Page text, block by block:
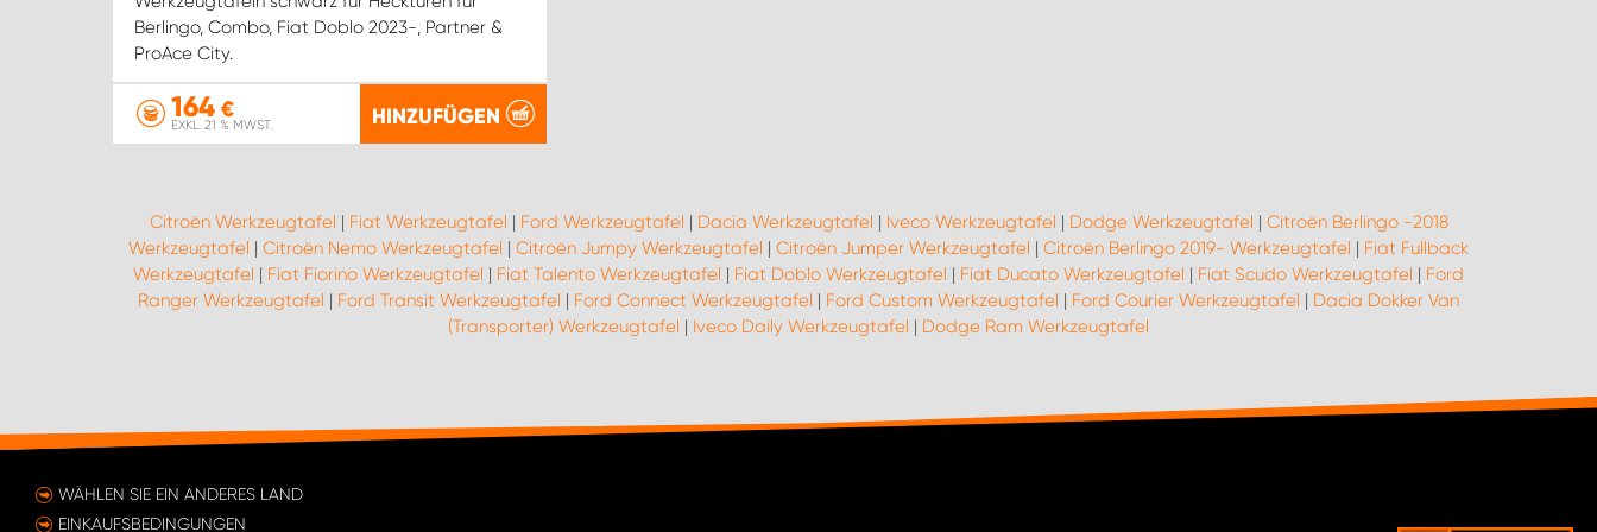
Berlingo, Combo, Fiat Doblo 2023-, Partner &
ProAce City.
164 €
EXKL. 21 % MWST. HINZUFÜGEN
Citroën Werkzeugtafel | Fiat Werkzeugtafel | Ford Werkzeugtafel | Dacia Werkzeugtafel | Iveco Werkzeugtafel | Dodge Werkzeugtafel | Citroën Berlingo -2018
Werkzeugtafel | Citroën Nemo Werkzeugtafel | Citroën Jumpy Werkzeugtafel | Citroën Jumper Werkzeugtafel | Citroën Berlingo 2019- Werkzeugtafel | Fiat Fullback
Werkzeugtafel | Fiat Fiorino Werkzeugtafel | Fiat Talento Werkzeugtafel | Fiat Doblo Werkzeugtafel | Fiat Ducato Werkzeugtafel | Fiat Scudo Werkzeugtafel | Ford
Ranger Werkzeugtafel | Ford Transit Werkzeugtafel | Ford Connect Werkzeugtafel | Ford Custom Werkzeugtafel | Ford Courier Werkzeugtafel | Dacia Dokker Van
(Transporter) Werkzeugtafel | Iveco Daily Werkzeugtafel | Dodge Ram Werkzeugtafel
WÄHLEN SIE EIN ANDERES LAND
EINKAUFSBEDINGUNGEN